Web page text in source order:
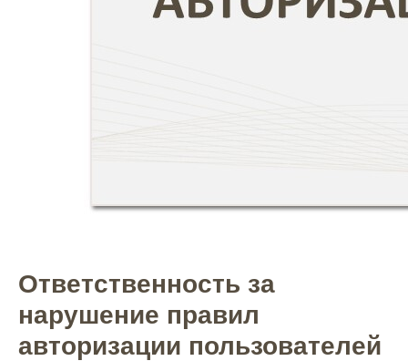
Ответственность за
нарушение правил
авторизации пользователей